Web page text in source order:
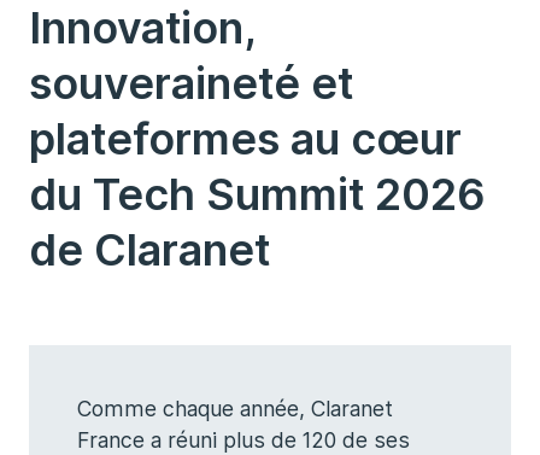
Innovation,
souveraineté et
plateformes au cœur
du Tech Summit 2026
de Claranet
Comme chaque année, Claranet
France a réuni plus de 120 de ses